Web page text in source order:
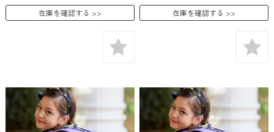
在庫を確認する 在庫を確認する